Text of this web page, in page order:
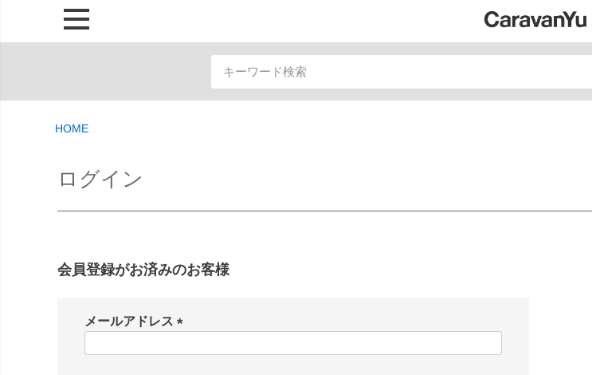
HOME
ログイン
会員登録がお済みのお客様
メールアドレス